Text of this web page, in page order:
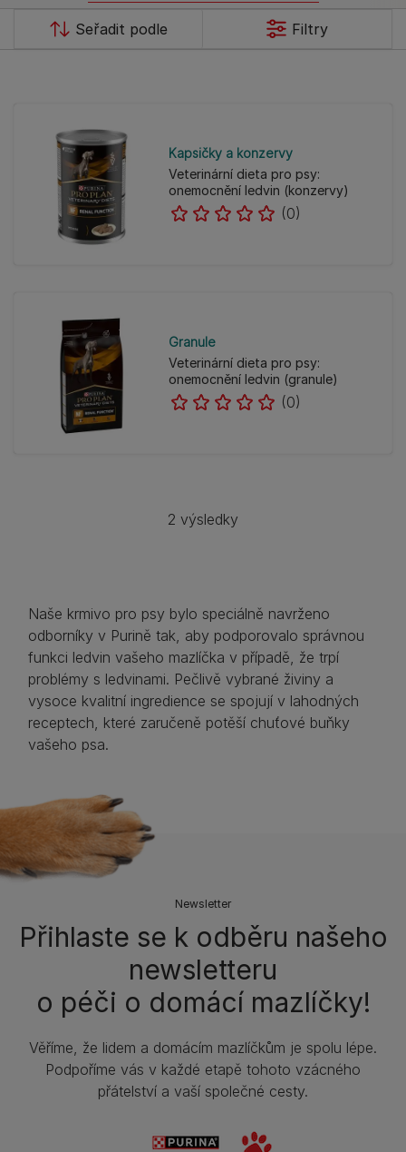
Filtry
Seřadit podle
Kapsičky a konzervy
Veterinární dieta pro psy:
onemocnění ledvin (konzervy)
(0)
Granule
Veterinární dieta pro psy:
onemocnění ledvin (granule)
(0)
2 výsledky
Naše krmivo pro psy bylo speciálně navrženo
odborníky v Purině tak, aby podporovalo správnou
funkci ledvin vašeho mazlíčka v případě, že trpí
problémy s ledvinami. Pečlivě vybrané živiny a
vysoce kvalitní ingredience se spojují v lahodných
receptech, které zaručeně potěší chuťové buňky
vašeho psa.
Newsletter
Přihlaste se k odběru našeho
newsletteru
o péči o domácí mazlíčky!
Věříme, že lidem a domácím mazlíčkům je spolu lépe.
Podpoříme vás v každé etapě tohoto vzácného
přátelství a vaší společné cesty.